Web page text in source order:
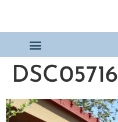
DSC05716